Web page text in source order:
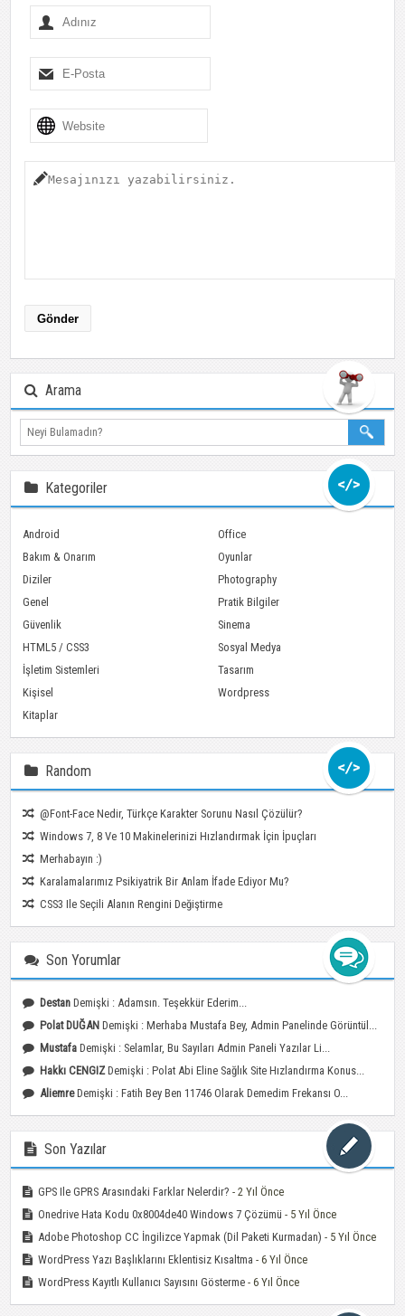
Arama
Ara
Kategoriler
Android
Bakım & Onarım
Diziler
Genel
Güvenlik
HTML5 / CSS3
İşletim Sistemleri
Kişisel
Kitaplar
Office
Oyunlar
Photography
Pratik Bilgiler
Sinema
Sosyal Medya
Tasarım
Wordpress
Random
@font-Face Nedir, Türkçe Karakter Sorunu Nasıl Çözülür?
Windows 7, 8 Ve 10 Makinelerinizi Hızlandırmak İçin İpuçları
Merhabayın :)
Karalamalarımız Psikiyatrik Bir Anlam İfade Ediyor Mu?
CSS3 Ile Seçili Alanın Rengini Değiştirme
Son Yorumlar
Destan Demişki : Adamsın. Teşekkür Ederim...
Polat DUĞAN Demişki : Merhaba Mustafa Bey, Admin Panelinde Görüntül...
Mustafa Demişki : Selamlar, Bu Sayıları Admin Paneli Yazılar Li...
Hakkı CENGIZ Demişki : Polat Abi Eline Sağlık Site Hızlandırma Konus...
AliemreDemişki : Fatih Bey Ben 11746 Olarak Demedim Frekansı O...
Son Yazılar
GPS Ile GPRS Arasındaki Farklar Nelerdir? - 2 Yıl Önce
Onedrive Hata Kodu 0x8004de40 Windows 7 Çözümü - 5 Yıl Önce
Adobe Photoshop CC İngilizce Yapmak (Dil Paketi Kurmadan) - 5 Yıl Önce
WordPress Yazı Başlıklarını Eklentisiz Kısaltma - 6 Yıl Önce
WordPress Kayıtlı Kullanıcı Sayısını Gösterme - 6 Yıl Önce